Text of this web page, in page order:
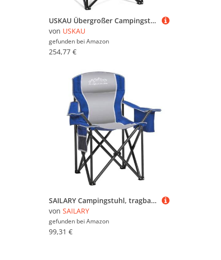
USKAU Übergroßer Campingstuhl für große Erwachsene, strapazierfähig, 180 kg Kapazität, bequemer gepolsterter Klappstuhl mit Rücken- und Kopfstützenunterstützung und Getränkehalter, tragbarer
von USKAU
gefunden bei Amazon
254,77 €
SAILARY Campingstuhl, tragbarer Klappstuhl mit Getränkehalter und Kühltasche, 204 kg Kapazität, breite Anti-Rutsch-Füße, wasserabweisend, perfekt für Hinterhof, Strand, Wandern und Heckklappe, Blau
von SAILARY
gefunden bei Amazon
99,31 €